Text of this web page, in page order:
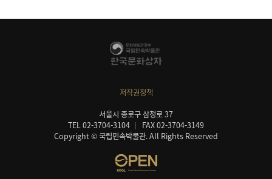
저작권정책
서울시 종로구 삼청로 37
TEL 02-3704-3104
FAX 02-3704-3149
Copyright © 국립민속박물관. All Rights Reserved